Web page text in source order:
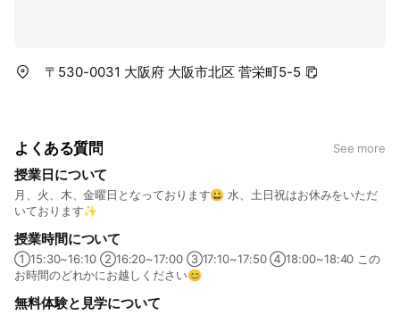
〒530-0031 大阪府 大阪市北区 菅栄町5-5
よくある質問 See more
授業日について
月、火、木、金曜日となっております😀 水、土日祝はお休みをいただ
いております✨
授業時間について
①15:30~16:10 ②16:20~17:00 ③17:10~17:50 ④18:00~18:40 この
お時間のどれかにお越しください😊
無料体験と見学について